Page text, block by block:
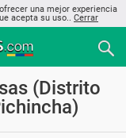
una mejor experiencia
acepta su uso.. Cerrar
(Distrito